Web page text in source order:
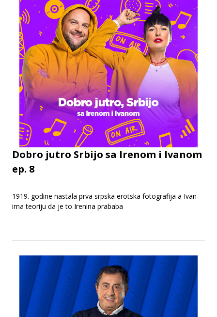
Dobro jutro Srbijo sa Irenom i Ivanom
ep. 8
1919. godine nastala prva srpska erotska fotografija a Ivan
ima teoriju da je to Irenina prababa